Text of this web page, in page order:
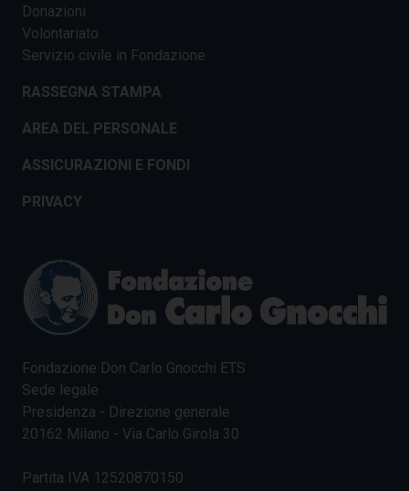
Donazioni
Volontariato
Servizio civile in Fondazione
RASSEGNA STAMPA
AREA DEL PERSONALE
ASSICURAZIONI E FONDI
PRIVACY
Fondazione Don Carlo Gnocchi ETS
Sede legale
Presidenza - Direzione generale
20162 Milano - Via Carlo Girola 30
Partita IVA 12520870150